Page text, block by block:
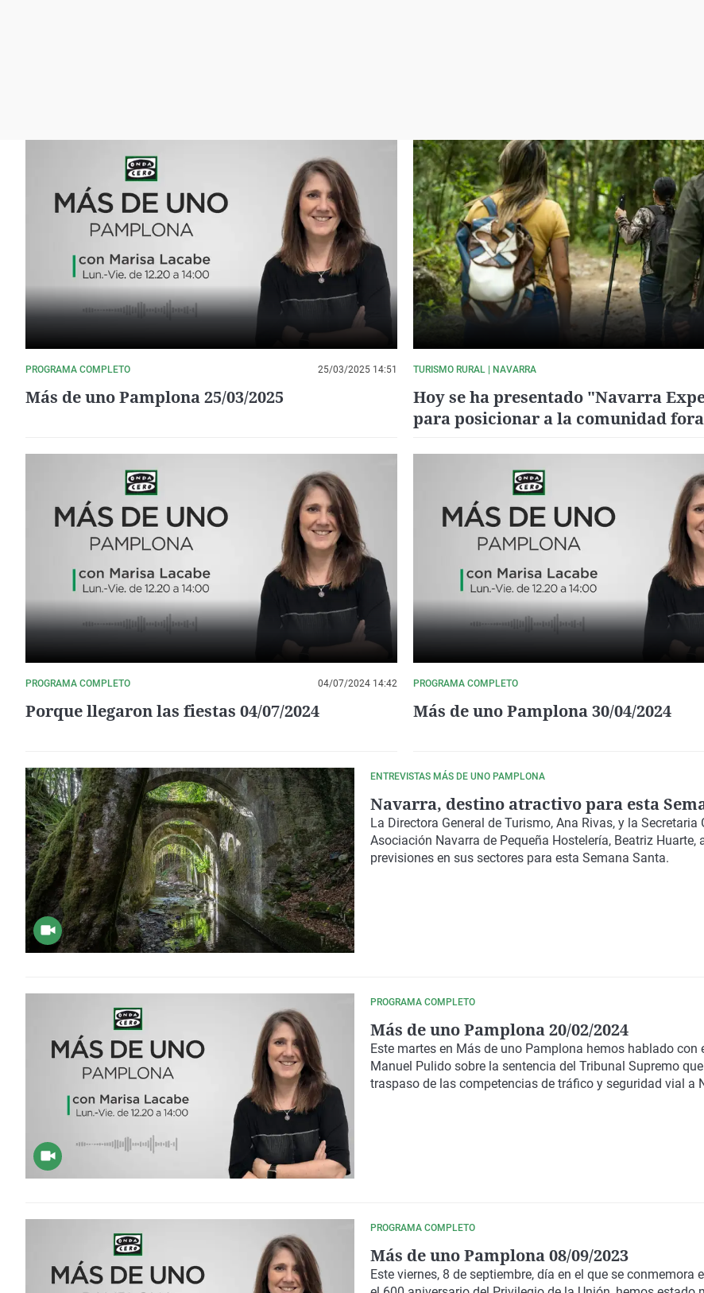
PROGRAMA COMPLETO 25/03/2025 14:51
Más de uno Pamplona 25/03/2025
TURISMO RURAL | NAVARRA
Hoy se ha presentado "Navarra
para posicionar a la comunidad
PROGRAMA COMPLETO 04/07/2024 14:42
Porque llegaron las fiestas 04/07/2024
PROGRAMA COMPLETO
Más de uno Pamplona 30/04/2024
ENTREVISTAS MÁS DE UNO PAMPLONA
Navarra, destino atractivo para esta
La Directora General de Turismo, Ana Rivas, y la Secretaria
Asociación Navarra de Pequeña Hostelería, Beatriz Huarte,
previsiones en sus sectores para esta Semana Santa.
PROGRAMA COMPLETO
Más de uno Pamplona 20/02/2024
Este martes en Más de uno Pamplona hemos hablado con
Manuel Pulido sobre la sentencia del Tribunal Supremo
traspaso de las competencias de tráfico y seguridad vial a
PROGRAMA COMPLETO
Más de uno Pamplona 08/09/2023
Este viernes, 8 de septiembre, día en el que se conmemora